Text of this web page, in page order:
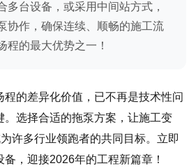
多台设备，或采用中间站方式，
协作，确保连续、顺畅的施工流
程的最大优势之一！
的差异化价值，已不再是技术性问
。选择合适的拖泵方案，让施工变
许多行业领跑者的共同目标。立即
，迎接2026年的工程新篇章！